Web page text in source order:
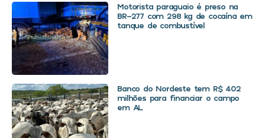
Motorista paraguaio é preso na
BR-277 com 298 kg de cocaína em
tanque de combustível
Banco do Nordeste tem R$ 402
milhões para financiar o campo
em AL